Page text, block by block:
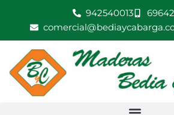
942540013